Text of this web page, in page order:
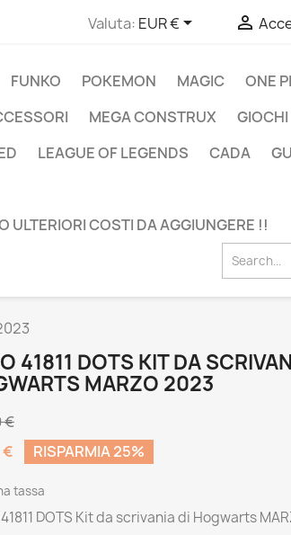
Valuta: EUR € 
FUNKO POKEMON MAGIC
ONE
MEGA CONSTRUX
LEAGUE OF LEGENDS CADA
ULTERIORI COSTI DA AGGIUNGERE !!
41811 DOTS KIT DA
MARZO 2023
€
€
RISPARMIA 25%
tassa
41811 DOTS Kit da scrivania di Hogwarts